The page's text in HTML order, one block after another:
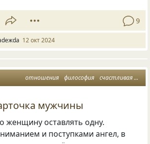
9
12 окт 2024
отношения философия счастливая женщина
мужчины
женщину оставлять одну.
и поступками ангел, в